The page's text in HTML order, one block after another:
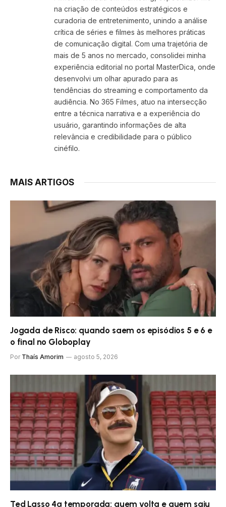
na criação de conteúdos estratégicos e
curadoria de entretenimento, unindo a análise
crítica de séries e filmes às melhores práticas
de comunicação digital. Com uma trajetória de
mais de 5 anos no mercado, consolidei minha
experiência editorial no portal MasterDica, onde
desenvolvi um olhar apurado para as
tendências do streaming e comportamento da
audiência. No 365 Filmes, atuo na intersecção
entre a técnica narrativa e a experiência do
usuário, garantindo informações de alta
relevância e credibilidade para o público
cinéfilo.
MAIS ARTIGOS
Jogada de Risco: quando saem os episódios 5 e 6 e
o final no Globoplay
Por Thaís Amorim agosto 5, 2026
Ted Lasso 4ª temporada: quem volta e quem saiu